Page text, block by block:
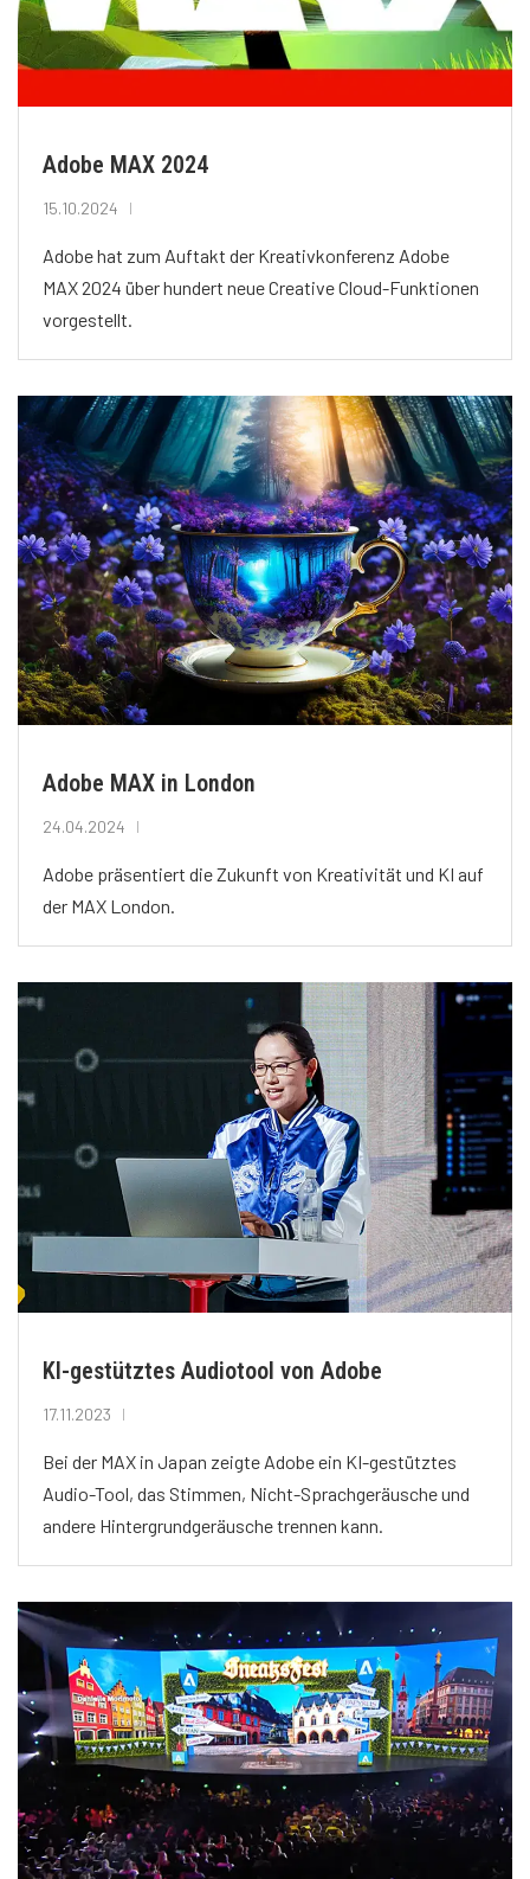
Adobe MAX 2024
15.10.2024
Adobe hat zum Auftakt der Kreativkonferenz Adobe
MAX 2024 über hundert neue Creative Cloud-Funktionen
vorgestellt.
Adobe MAX in London
24.04.2024
Adobe präsentiert die Zukunft von Kreativität und KI auf
der MAX London.
KI-gestütztes Audiotool von Adobe
17.11.2023
Bei der MAX in Japan zeigte Adobe ein KI-gestütztes
Audio-Tool, das Stimmen, Nicht-Sprachgeräusche und
andere Hintergrundgeräusche trennen kann.